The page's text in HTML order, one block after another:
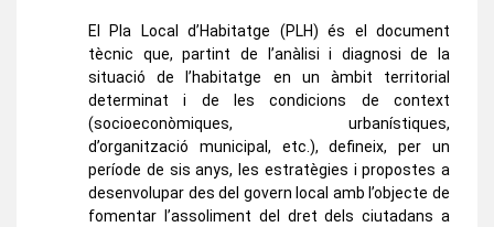
El Pla Local d’Habitatge (PLH) és el document
tècnic que, partint de l’anàlisi i diagnosi de la
situació de l’habitatge en un àmbit territorial
determinat i de les condicions de context
(socioeconòmiques, urbanístiques,
d’organització municipal, etc.), defineix, per un
període de sis anys, les estratègies i propostes a
desenvolupar des del govern local amb l’objecte de
fomentar l’assoliment del dret dels ciutadans a